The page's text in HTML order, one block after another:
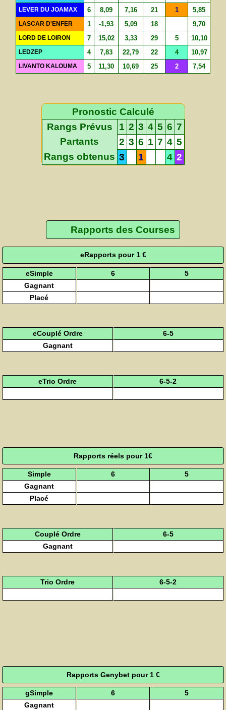
LEVER DU JOAMAX 6 8,09 7,16 21 1 5,85
LASCAR D'ENFER 1 -1,93 5,09 18 9,70
LORD DE LOIRON 7 15,02 3,33 29 5 10,10
LEDZEP 4 7,83 22,79 22 4 10,97
LIVANTO KALOUMA 5 11,30 10,69 25 2 7,54
Pronostic Calculé
Rangs Prévus
1 2 3 4 5 6 7
Partants
2 3 6 1 7 4 5
Rangs obtenus 3 1 4 2
Rapports des Courses
eRapports pour 1 €
eSimple 6
5
Gagnant
Placé
eCouplé Ordre
6-5
Gagnant
eTrio Ordre 6-5-2
Rapports réels pour 1€
Simple 6
5
Gagnant
Placé
Couplé Ordre
6-5
Gagnant
Trio Ordre 6-5-2
Rapports Genybet pour 1 €
gSimple 6
5
Gagnant